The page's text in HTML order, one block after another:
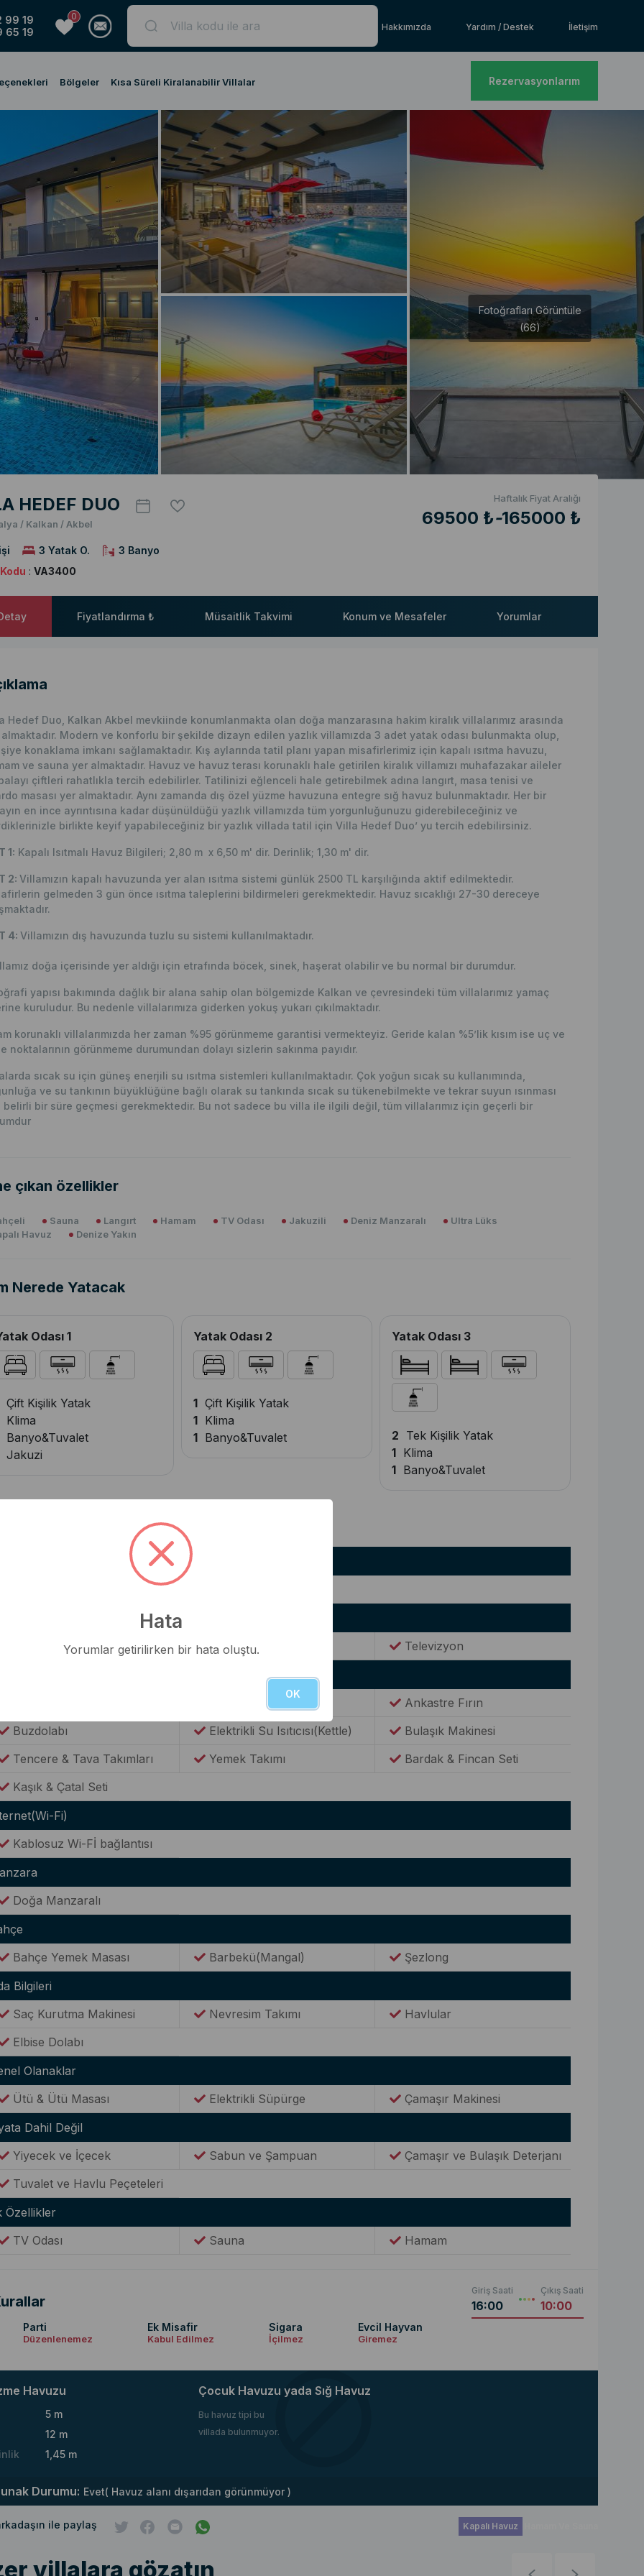
99 19
65 19
0
Hakkımızda
Yardım / Destek İletişim
Bölgeler Kısa Süreli Kiralanabilir Villalar Rezervasyonlarım
Fotoğrafları Görüntüle
(66)
HEDEF DUO
/ Kalkan / Akbel
Haftalık Fiyat Aralığı
69500 ₺-165000 ₺
3 Yatak O.
3 Banyo
: VA3400
Fiyatlandırma ₺ Müsaitlik Takvimi Konum ve Mesafeler Yorumlar
Hedef Duo, Kalkan Akbel mevkiinde konumlanmakta olan doğa manzarasına hakim kiralık villalarımız arasında
Modern ve konforlu bir şekilde dizayn edilen yazlık villamızda 3 adet yatak odası bulunmakta olup,
konaklama imkanı sağlamaktadır. Kış aylarında tatil planı yapan misafirlerimiz için kapalı ısıtma havuzu,
ve sauna yer almaktadır. Havuz ve havuz terası korunaklı hale getirilen kiralık villamızı muhafazakar aileler
çiftleri rahatlıkla tercih edebilirler. Tatilinizi eğlenceli hale getirebilmek adına langırt, masa tenisi ve
masası yer almaktadır. Aynı zamanda dış özel yüzme havuzuna entegre sığ havuz bulunmaktadır. Her bir
en ince ayrıntısına kadar düşünüldüğü yazlık villamızda tüm yorgunluğunuzu giderebileceğiniz ve
birlikte keyif yapabileceğiniz bir yazlık villada tatil için Villa Hedef Duo’ yu tercih edebilirsiniz.
1: Kapalı Isıtmalı Havuz Bilgileri; 2,80 m x 6,50 m' dir. Derinlik; 1,30 m' dir.
2: Villamızın kapalı havuzunda yer alan ısıtma sistemi günlük 2500 TL karşılığında aktif edilmektedir.
gelmeden 3 gün önce ısıtma taleplerini bildirmeleri gerekmektedir. Havuz sıcaklığı 27-30 dereceye
4: Villamızın dış havuzunda tuzlu su sistemi kullanılmaktadır.
doğa içerisinde yer aldığı için etrafında böcek, sinek, haşerat olabilir ve bu normal bir durumdur.
yapısı bakımında dağlık bir alana sahip olan bölgemizde Kalkan ve çevresindeki tüm villalarımız yamaç
kuruludur. Bu nedenle villalarımıza giderken yokuş yukarı çıkılmaktadır.
korunaklı villalarımızda her zaman %95 görünmeme garantisi vermekteyiz. Geride kalan %5’lik kısım ise uç ve
noktalarının görünmeme durumundan dolayı sizlerin sakınma payıdır.
sıcak su için güneş enerjili su ısıtma sistemleri kullanılmaktadır. Çok yoğun sıcak su kullanımında,
ve su tankının büyüklüğüne bağlı olarak su tankında sıcak su tükenebilmekte ve tekrar suyun ısınması
belirli bir süre geçmesi gerekmektedir. Bu not sadece bu villa ile ilgili değil, tüm villalarımız için geçerli bir
çıkan özellikler
Sauna Langırt Hamam TV Odası Jakuzili Deniz Manzaralı
Ultra Lüks
Havuz
Denize Yakın
Nerede Yatacak
Odası 1
Çift Kişilik Yatak
Klima
Banyo&Tuvalet
Jakuzi
Yatak Odası 2
1 Çift Kişilik Yatak
1 Klima
1 Banyo&Tuvalet
Yatak Odası 3
2 Tek Kişilik Yatak
1 Klima
1 Banyo&Tuvalet
VİLLA HEDEF DUO OLANAKLARI
Lüks Oturma Grubu
Klima
Televizyon
Ankastre Fırın
Buzdolabı
Elektrikli Su Isıtıcısı(Kettle)
Bulaşık Makinesi
Tencere & Tava Takımları
Yemek Takımı
Bardak & Fincan Seti
Kaşık & Çatal Seti
Fi)
Kablosuz Wi-Fİ bağlantısı
Doğa Manzaralı
Bahçe Yemek Masası
Barbekü(Mangal)
Şezlong
Bilgileri
Saç Kurutma Makinesi
Nevresim Takımı
Havlular
Elbise Dolabı
Olanaklar
Ütü & Ütü Masası
Elektrikli Süpürge
Çamaşır Makinesi
Dahil Değil
Yiyecek ve İçecek
Sabun ve Şampuan
Çamaşır ve Bulaşık Deterjanı
Tuvalet ve Havlu Peçeteleri
Özellikler
TV Odası
Sauna Hamam
Giriş Saati
16:00
Çıkış Saati
10:00
Parti
Düzenlenemez
Ek Misafir
Kabul Edilmez
Sigara
İçilmez
Evcil Hayvan
Giremez
Havuzu
5 m
12 m
1,45 m
Çocuk Havuzu yada Sığ Havuz
Bu havuz tipi bu
villada bulunmuyor.
Durumu: Evet( Havuz alanı dışarıdan görünmüyor )
ile paylaş Kapalı Havuz
villalara gözatın
Hata
Yorumlar getirilirken bir hata oluştu.
OK